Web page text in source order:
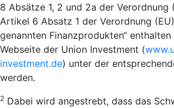
8 Absätze 1, 2 und 2a der Verordnung
Artikel 6 Absatz 1 der Verordnung
genannten Finanzprodukten“
Webseite der Union Investment (
investment.de) unter der
werden.
2 Dabei wird angestrebt, dass das